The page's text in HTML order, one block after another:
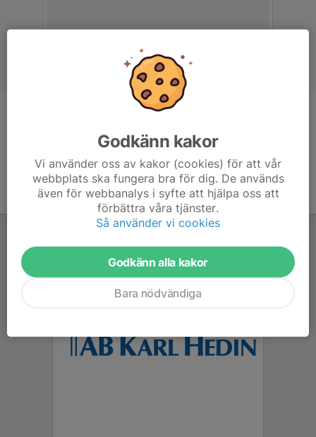
Godkänn kakor
Vi använder oss av kakor (cookies) för att vår
webbplats ska fungera bra för dig. De används
även för webbanalys i syfte att hjälpa oss att
förbättra våra tjänster.
Så använder vi cookies
Godkänn alla kakor
Bara nödvändiga